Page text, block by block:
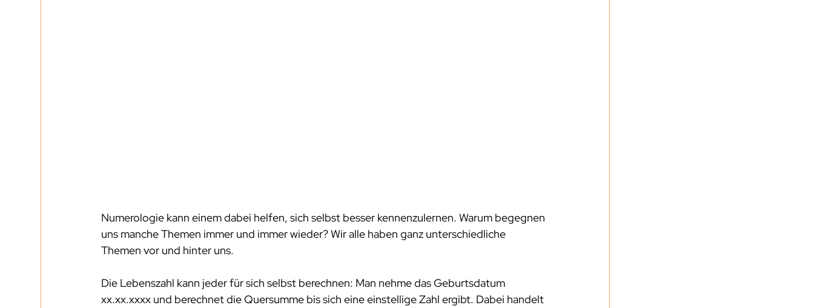
Numerologie kann einem dabei helfen, sich selbst besser kennenzulernen. Warum begegnen
uns manche Themen immer und immer wieder? Wir alle haben ganz unterschiedliche
Themen vor und hinter uns.
Die Lebenszahl kann jeder für sich selbst berechnen: Man nehme das Geburtsdatum
xx.xx.xxxx und berechnet die Quersumme bis sich eine einstellige Zahl ergibt. Dabei handelt